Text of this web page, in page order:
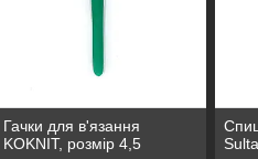
Гачки для в'язання
KOKNIT, розмір 4,5